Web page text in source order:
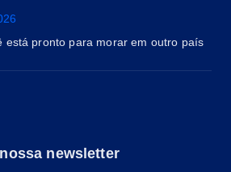
está pronto para morar em outro país
newsletter